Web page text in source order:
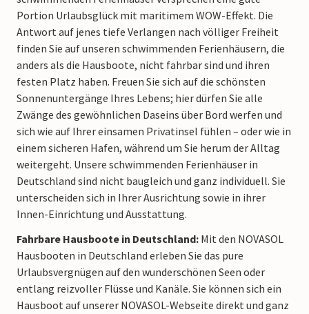
Portion Urlaubsglück mit maritimem WOW-Effekt. Die
Antwort auf jenes tiefe Verlangen nach völliger Freiheit
finden Sie auf unseren schwimmenden Ferienhäusern, die
anders als die Hausboote, nicht fahrbar sind und ihren
festen Platz haben. Freuen Sie sich auf die schönsten
Sonnenuntergänge Ihres Lebens; hier dürfen Sie alle
Zwänge des gewöhnlichen Daseins über Bord werfen und
sich wie auf Ihrer einsamen Privatinsel fühlen – oder wie in
einem sicheren Hafen, während um Sie herum der Alltag
weitergeht. Unsere schwimmenden Ferienhäuser in
Deutschland sind nicht baugleich und ganz individuell. Sie
unterscheiden sich in Ihrer Ausrichtung sowie in ihrer
Innen-Einrichtung und Ausstattung.
Fahrbare Hausboote in Deutschland: Mit den NOVASOL
Hausbooten in Deutschland erleben Sie das pure
Urlaubsvergnügen auf den wunderschönen Seen oder
entlang reizvoller Flüsse und Kanäle. Sie können sich ein
Hausboot auf unserer NOVASOL-Webseite direkt und ganz